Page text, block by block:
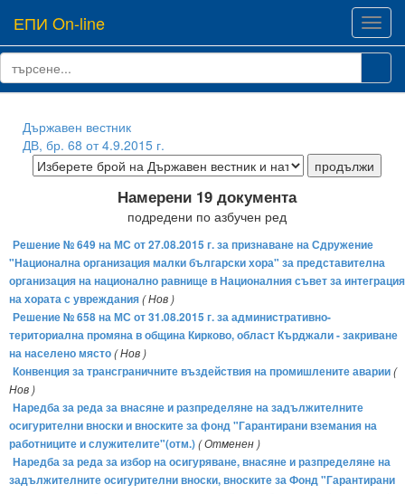
ЕПИ On-line
Държавен вестник
ДВ, бр. 68 от 4.9.2015 г.
Намерени 19 документа
подредени по азбучен ред
Решение № 649 на МС от 27.08.2015 г. за признаване на Сдружение
"Национална организация малки български хора" за представителна
организация на национално равнище в Националния съвет за интеграция
на хората с увреждания( Нов )
Решение № 658 на МС от 31.08.2015 г. за административно-
териториална промяна в община Кирково, област Кърджали - закриване
на населено място( Нов )
Конвенция за трансграничните въздействия на промишлените аварии(
Нов )
Наредба за реда за внасяне и разпределяне на задължителните
осигурителни вноски и вноските за фонд "Гарантирани вземания на
работниците и служителите"(отм.)( Отменен )
Наредба за реда за избор на осигуряване, внасяне и разпределяне на
задължителните осигурителни вноски, вноските за Фонд "Гарантирани